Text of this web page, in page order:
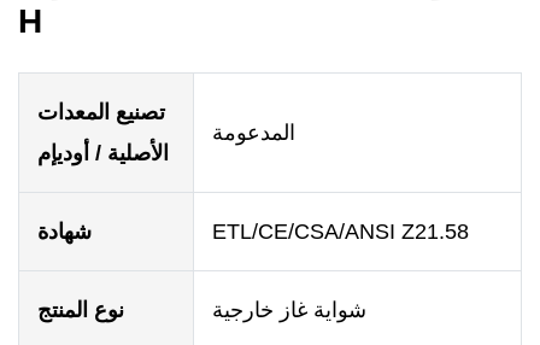
H
تصنيع المعدات
الأصلية / أوديإم
المدعومة
شهادة ETL/CE/CSA/ANSI Z21.58
نوع المنتج شواية غاز خارجية